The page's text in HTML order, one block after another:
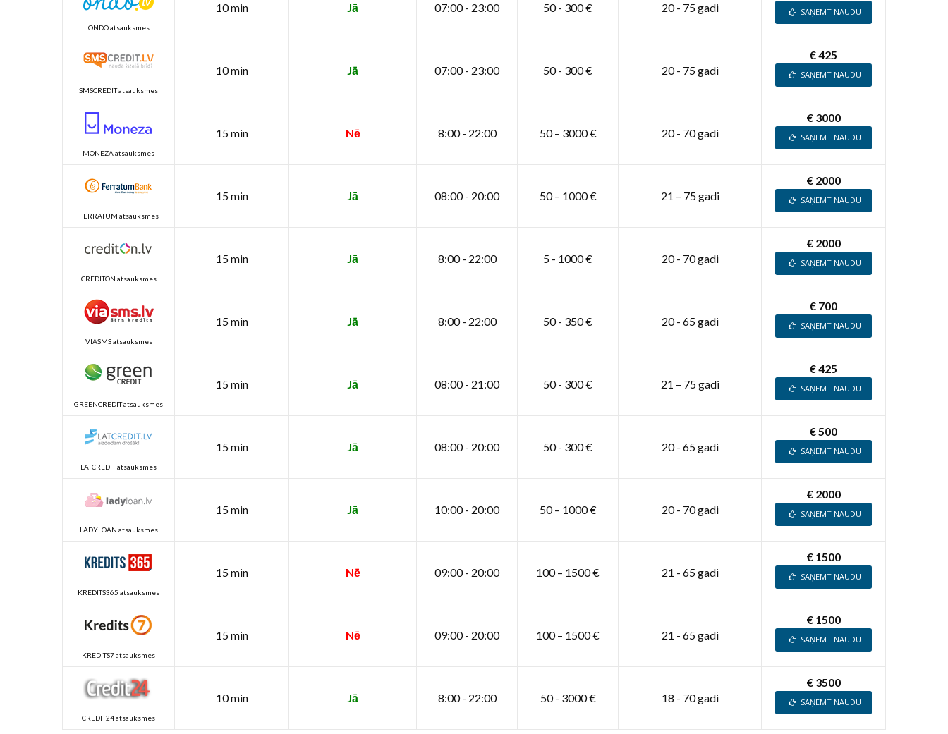
ONDO atsauksmes
10 min Jā 07:00 - 23:00 50 - 300 € 20 - 75 gadi SAŅEMT NAUDU
SMSCREDIT atsauksmes
10 min Jā 07:00 - 23:00 50 - 300 € 20 - 75 gadi
€ 425
SAŅEMT NAUDU
MONEZA atsauksmes
15 min Nē 8:00 - 22:00 50 – 3000 € 20 - 70 gadi
€ 3000
SAŅEMT NAUDU
FERRATUM atsauksmes
15 min Jā 08:00 - 20:00 50 – 1000 € 21 – 75 gadi
€ 2000
SAŅEMT NAUDU
CREDITON atsauksmes
15 min Jā 8:00 - 22:00 5 - 1000 € 20 - 70 gadi
€ 2000
SAŅEMT NAUDU
VIASMS atsauksmes
15 min Jā 8:00 - 22:00 50 - 350 € 20 - 65 gadi
€ 700
SAŅEMT NAUDU
GREENCREDIT atsauksmes
15 min Jā 08:00 - 21:00 50 - 300 € 21 – 75 gadi
€ 425
SAŅEMT NAUDU
LATCREDIT atsauksmes
15 min Jā 08:00 - 20:00 50 - 300 € 20 - 65 gadi
€ 500
SAŅEMT NAUDU
LADYLOAN atsauksmes
15 min Jā 10:00 - 20:00 50 – 1000 € 20 - 70 gadi
€ 2000
SAŅEMT NAUDU
KREDITS365 atsauksmes
15 min Nē 09:00 - 20:00 100 – 1500 € 21 - 65 gadi
€ 1500
SAŅEMT NAUDU
KREDITS7 atsauksmes
15 min Nē 09:00 - 20:00 100 – 1500 € 21 - 65 gadi
€ 1500
SAŅEMT NAUDU
CREDIT24 atsauksmes
10 min Jā 8:00 - 22:00 50 - 3000 € 18 - 70 gadi
€ 3500
SAŅEMT NAUDU